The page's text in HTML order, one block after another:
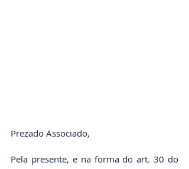
Prezado Associado,
Pela presente, e na forma do art. 30 do